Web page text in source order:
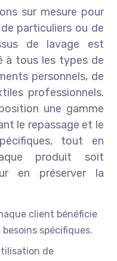
sur mesure pour
de particuliers ou de
de lavage est
à tous les types de
personnels, de
professionnels.
une gamme
le repassage et le
tout en
produit soit
en préserver la
client bénéficie
spécifiques.
de